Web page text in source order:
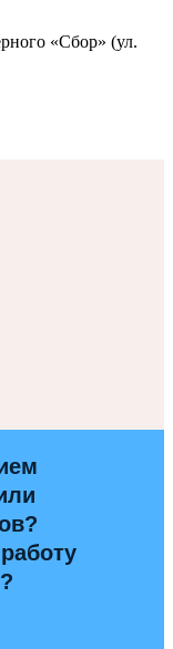
«Сбор» (ул.